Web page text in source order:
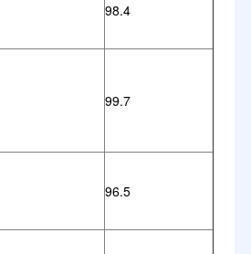
98.4
99.7
96.5